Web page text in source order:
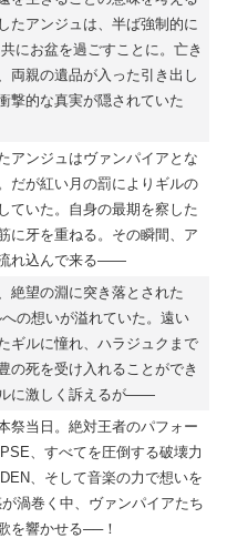
たアンジュは、半ば強制的に
にお盆を過ごすことに。亡き
両親の遺品が入った引き出し
撃的な真実が隠されていた
アンジュはヴァンパイアとな
だが紅い月の罰によりギルの
ていた。自身の最期を察した
に牙を重ねる。その瞬間、ア
れ込んで来る――
絶望の淵に突き落とされた
の想いが溢れていた。遠い
ギルに憧れ、ハラジュクまで
の死を受け入れることができ
に激しく訴えるが――
祭当日。絶対王者のパフォー
、すべてを圧倒する破壊力
、そして音楽の力で想いを
渦巻く中、ヴァンパイアたち
を響かせる──！